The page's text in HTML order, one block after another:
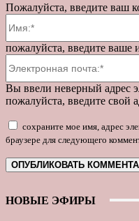
Пожалуйста, введите ваш
пожалуйста, введите ваше
Вы ввели неверный адрес
пожалуйста, введите свой
сохраните мое имя, адрес
браузере для следующего
НОВЫЕ ЭФИРЫ